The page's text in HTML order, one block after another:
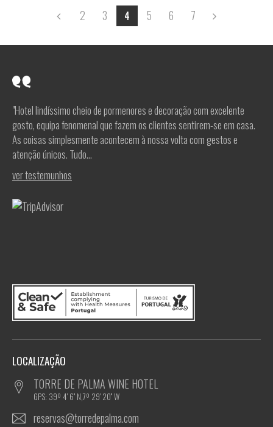
2 3 4 5 6 7
"Hotel lindíssimo cheio de pormenores e decoração com excelente
gosto, equipa fenomenal que fazem os clientes sentirem-se em casa.
As coisas simplesmente acontecem à nossa volta com gestos e
atenção únicos. Tudo...
ver testemunhos
LOCALIZAÇÃO
TORRE DE PALMA WINE HOTEL
GPS: 39º 4' 6'' N,7º 29' 20'' W
reservas@torredepalma.com